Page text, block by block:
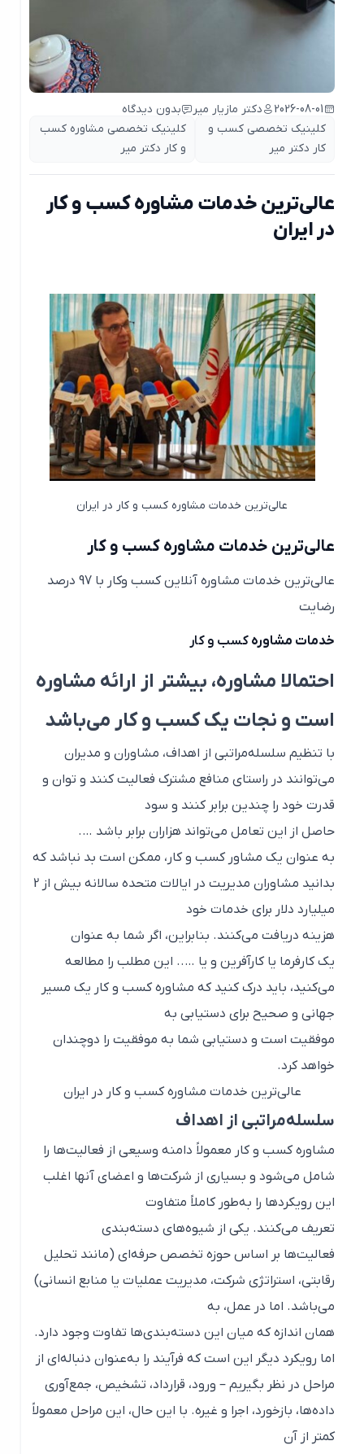
2026-08-01 دکتر مازیار میر
بدون دیدگاه
کلینیک تخصصی کسب و
کار دکتر میر
کلینیک تخصصی مشاوره کسب
و کار دکتر میر
عالی‌ترین خدمات مشاوره کسب و کار
در ایران
عالی‌ترین خدمات مشاوره کسب و کار در ایران
عالی‌ترین خدمات مشاوره کسب و کار
عالی‌ترین خدمات مشاوره آنلاین کسب وکار با 97 درصد
رضایت
خدمات مشاورهکسب و کار
احتمالا مشاوره، بیشتر از ارائه مشاوره
است و نجات یک کسب و کار می‌باشد
با تنظیم سلسله‌مراتبی از اهداف، مشاوران و مدیران
می‌توانند در راستای منافع مشترک فعالیت کنند و توان و
قدرت خود را چندین برابر کنند و سود
حاصل از این تعامل می‌تواند هزاران برابر باشد ….
به عنوان یک مشاور کسب و کار، ممکن است بد نباشد که
بدانیدمشاوران مدیریت در ایالات متحدهسالانه
بیش از 2
میلیارد دلار برای خدمات خود
هزینه دریافت می‌کنند. بنابراین، اگر شما به عنوان
یک کارفرما یا کارآفرین و یا ….. این مطلب را مطالعه
می‌کنید، باید درک کنید که مشاوره کسب و کار یک مسیر
جهانی و صحیح برای دستیابی به
موفقیت است و دستیابی شما به موفقیت را دوچندان
خواهد کرد.
عالی‌ترین خدمات مشاوره کسب و کار در ایران
سلسله‌مراتبی از اهداف
مشاوره کسب و کار معمولاً دامنه وسیعی از فعالیت‌ها را
شامل می‌شود و بسیاری از شرکت‌ها و اعضای آنها اغلب
این رویکردها را به‌طور کاملاً متفاوت
تعریف می‌کنند. یکی از شیوه‌های دسته‌بندی
فعالیت‌ها بر اساس حوزه تخصص حرفه‌ای (مانند تحلیل
رقابتی، استراتژی شرکت، مدیریت عملیات یا منابع انسانی)
می‌باشد. اما در عمل، به
همان اندازه که میان این دسته‌بندی‌ها تفاوت وجود دارد.
اما رویکرد دیگر این است که فرآیند را به‌عنوان دنباله‌ای از
مراحل در نظر بگیریم – ورود، قرارداد، تشخیص، جمع‌آوری
داده‌ها، بازخورد، اجرا و غیره. با این حال، این مراحل معمولاً
کمتر از آن